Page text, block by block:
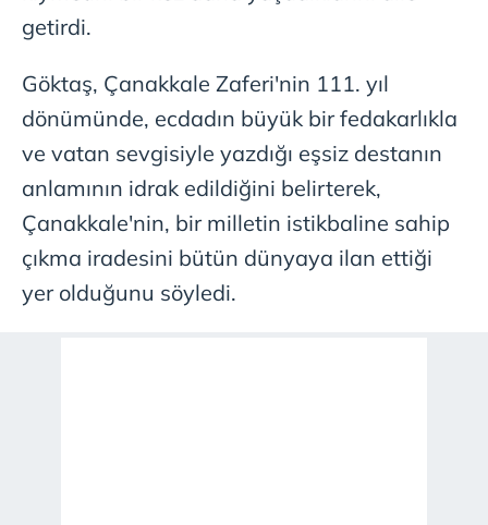
getirdi.
Göktaş, Çanakkale Zaferi'nin 111. yıl
dönümünde, ecdadın büyük bir fedakarlıkla
ve vatan sevgisiyle yazdığı eşsiz destanın
anlamının idrak edildiğini belirterek,
Çanakkale'nin, bir milletin istikbaline sahip
çıkma iradesini bütün dünyaya ilan ettiği
yer olduğunu söyledi.